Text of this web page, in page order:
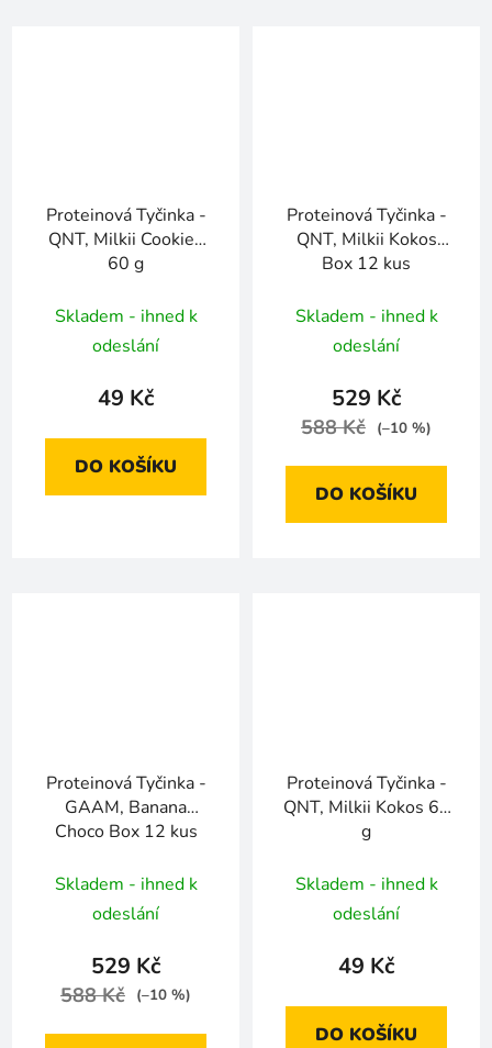
Proteinová Tyčinka -
QNT, Milkii Cookies
60 g
Skladem - ihned k
odeslání
49 Kč
DO KOŠÍKU
Proteinová Tyčinka -
QNT, Milkii Kokos
Box 12 kus
Skladem - ihned k
odeslání
529 Kč
588 Kč (–10 %)
DO KOŠÍKU
Proteinová Tyčinka -
GAAM, Banana
Choco Box 12 kus
Skladem - ihned k
odeslání
529 Kč
588 Kč (–10 %)
Proteinová Tyčinka -
QNT, Milkii Kokos 60
g
Skladem - ihned k
odeslání
49 Kč
DO KOŠÍKU